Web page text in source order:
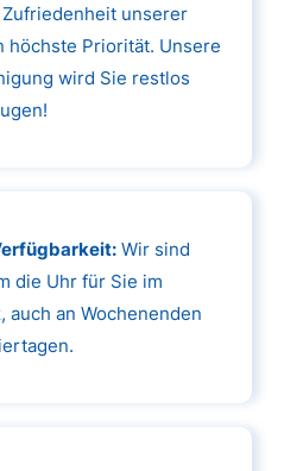
unserer
höchste Priorität. Unsere
wird Sie restlos
Wir sind
die Uhr für Sie im
auch an Wochenenden